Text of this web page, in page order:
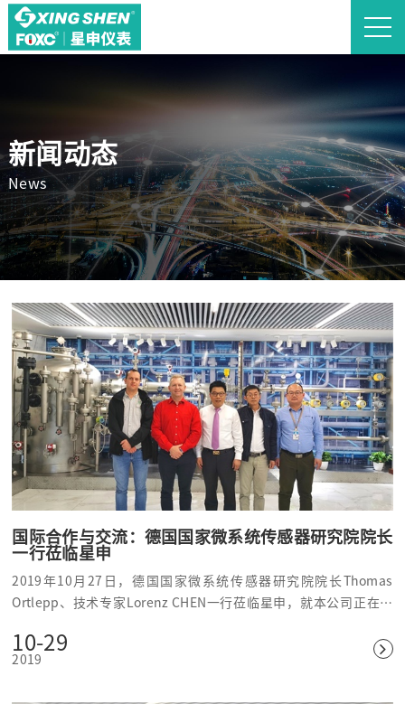
新闻动态
News
国际合作与交流：德国国家微系统传感器研究院院长
一行莅临星申
2019年10月27日，德国国家微系统传感器研究院院长Thomas
Ortlepp、技术专家Lorenz CHEN一行莅临星申，就本公司正在研
段MEMS传感器取得的研发成果给予了肯定。
10-29
2019